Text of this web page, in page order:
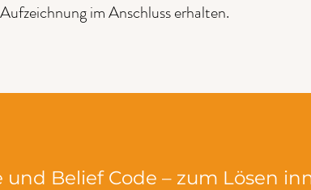
im Anschluss erhalten.
und Belief Code – zum Lösen